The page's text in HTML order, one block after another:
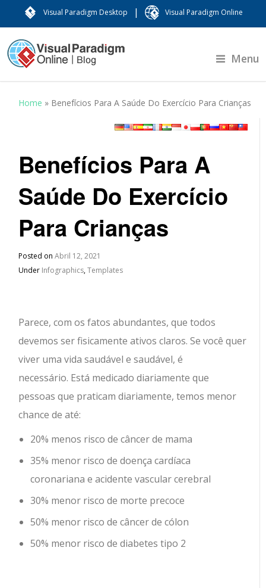
Visual Paradigm Desktop | Visual Paradigm Online
Menu
Home » Benefícios Para A Saúde Do Exercício Para Crianças
Benefícios Para A
Saúde Do Exercício
Para Crianças
Posted onAbril 12, 2021
Under Infographics,Templates
Parece, com os fatos abundantes, que todos
devemos ser fisicamente ativos claros.Se você quer
viver uma vida saudável e saudável, é
necessário. Está medicado diariamente que
pessoas que praticam diariamente, temos menor
chance de até:
20% menos risco de câncer de mama
35% menor risco de doença cardíaca
coronariana e acidente vascular cerebral
30% menor risco de morte precoce
50% menor risco de câncer de cólon
50% menor risco de diabetes tipo 2